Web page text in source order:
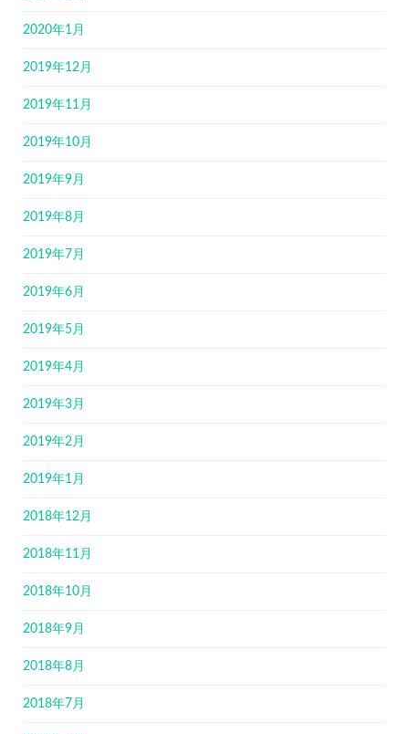
2020年1月
2019年12月
2019年11月
2019年10月
2019年9月
2019年8月
2019年7月
2019年6月
2019年5月
2019年4月
2019年3月
2019年2月
2019年1月
2018年12月
2018年11月
2018年10月
2018年9月
2018年8月
2018年7月